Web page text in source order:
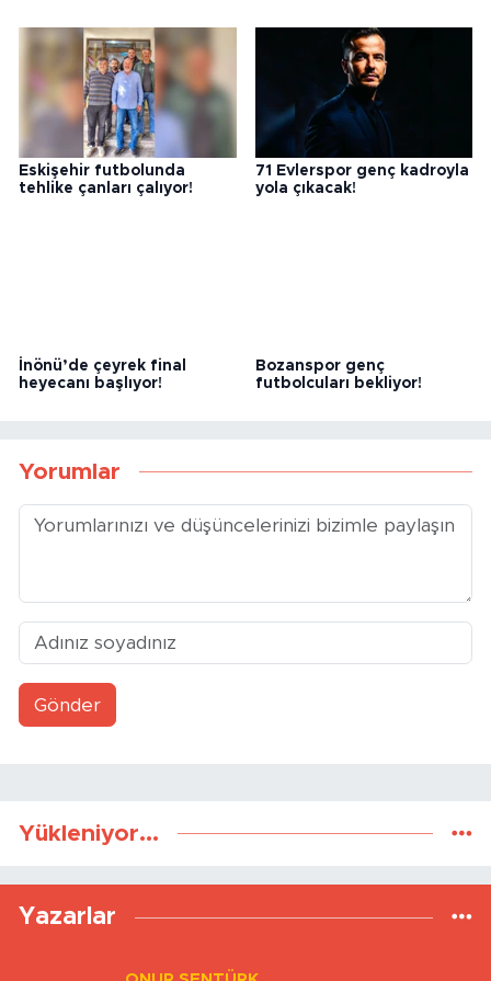
Eskişehir futbolunda
tehlike çanları çalıyor!
71 Evlerspor genç kadroyla
yola çıkacak!
İnönü’de çeyrek final
heyecanı başlıyor!
Bozanspor genç
futbolcuları bekliyor!
Yorumlar
Gönder
Yükleniyor...
Yazarlar